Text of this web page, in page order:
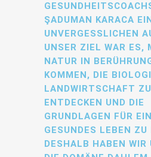
ŞADUMAN KARACA
UNVERGESSLICHEN
UNSER ZIEL WAR ES,
NATUR IN
KOMMEN, DIE
LANDWIRTSCHAFT ZU
ENTDECKEN UND DIE
GRUNDLAGEN FÜR EIN
GESUNDES LEBEN ZU
DESHALB HABEN WIR